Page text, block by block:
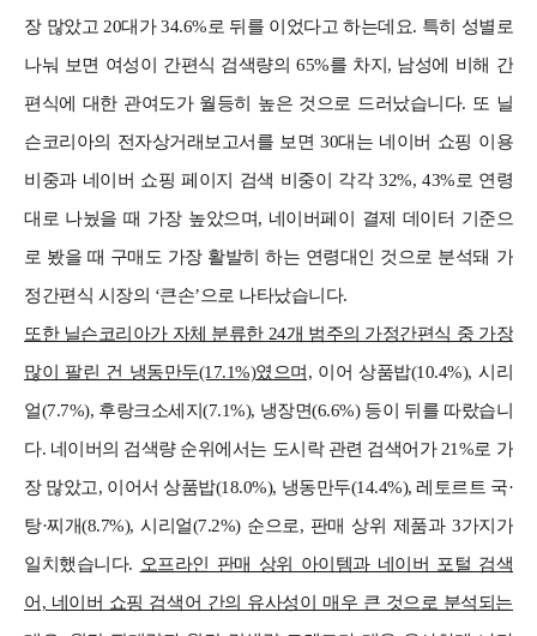
장 많았고 20대가 34.6%로 뒤를 이었다고 하는데요. 특히 성별로
나눠 보면 여성이 간편식 검색량의 65%를 차지, 남성에 비해 간
편식에 대한 관여도가 월등히 높은 것으로 드러났습니다. 또 닐
슨코리아의 전자상거래보고서를 보면 30대는 네이버 쇼핑 이용
비중과 네이버 쇼핑 페이지 검색 비중이 각각 32%, 43%로 연령
대로 나눴을 때 가장 높았으며, 네이버페이 결제 데이터 기준으
로 봤을 때 구매도 가장 활발히 하는 연령대인 것으로 분석돼 가
정간편식 시장의 ‘큰손’으로 나타났습니다.
또한 닐슨코리아가 자체 분류한 24개 범주의 가정간편식 중 가장
많이 팔린 건 냉동만두(17.1%)였으며, 이어 상품밥(10.4%), 시리
얼(7.7%), 후랑크소세지(7.1%), 냉장면(6.6%) 등이 뒤를 따랐습니
다. 네이버의 검색량 순위에서는 도시락 관련 검색어가 21%로 가
장 많았고, 이어서 상품밥(18.0%), 냉동만두(14.4%), 레토르트 국·
탕·찌개(8.7%), 시리얼(7.2%) 순으로, 판매 상위 제품과 3가지가
일치했습니다. 오프라인 판매 상위 아이템과 네이버 포털 검색
어, 네이버 쇼핑 검색어 간의 유사성이 매우 큰 것으로 분석되는